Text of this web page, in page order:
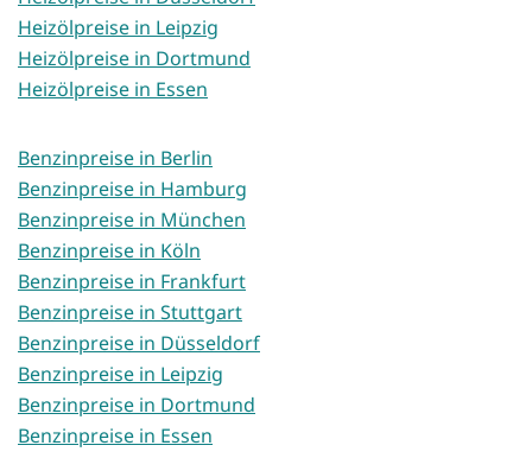
Heizölpreise in Leipzig
Heizölpreise in Dortmund
Heizölpreise in Essen
Benzinpreise in Berlin
Benzinpreise in Hamburg
Benzinpreise in München
Benzinpreise in Köln
Benzinpreise in Frankfurt
Benzinpreise in Stuttgart
Benzinpreise in Düsseldorf
Benzinpreise in Leipzig
Benzinpreise in Dortmund
Benzinpreise in Essen